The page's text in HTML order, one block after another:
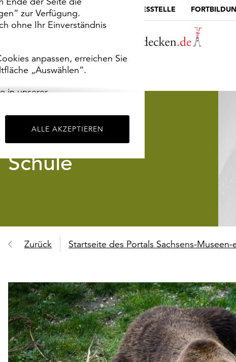
zur Verfügung.
ohne Ihr Einverständnis
anpassen, erreichen Sie
„Auswählen“.
in unserer
ALLE AKZEPTIEREN
MUSEUMSPORTAL DIE LANDESSTELLE
Schule
Zurück Startseite des Portals Sachsens-